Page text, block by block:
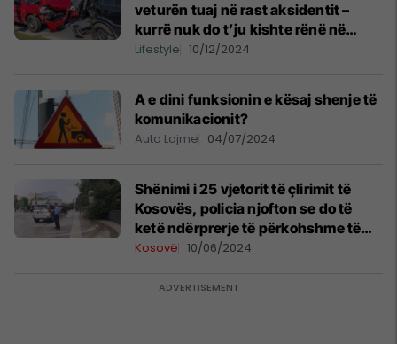
veturën tuaj në rast aksidentit –
kurrë nuk do t’ju kishte rënë në
mend të uleni në të
Lifestyle 10/12/2024
A e dini funksionin e kësaj shenje të
komunikacionit?
Auto Lajme 04/07/2024
Shënimi i 25 vjetorit të çlirimit të
Kosovës, policia njofton se do të
ketë ndërprerje të përkohshme të
trafikut
Kosovë 10/06/2024